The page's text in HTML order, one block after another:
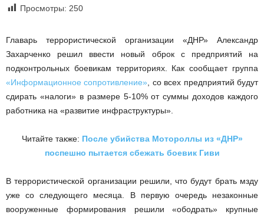
Просмотры: 250
Главарь террористической организации «ДНР» Александр
Захарченко решил ввести новый оброк с предприятий на
подконтрольных боевикам территориях. Как сообщает группа
«Информационное сопротивление» , со всех предприятий будут
сдирать «налоги» в размере 5-10% от суммы доходов каждого
работника на «развитие инфраструктуры».
Читайте также: После убийства Мотороллы из «ДНР»
поспешно пытается сбежать боевик Гиви
В террористической организации решили, что будут брать мзду
уже со следующего месяца. В первую очередь незаконные
вооруженные формирования решили «ободрать» крупные